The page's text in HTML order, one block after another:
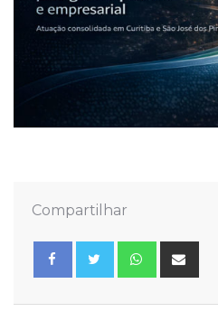
Compartilhar
Whatsapp